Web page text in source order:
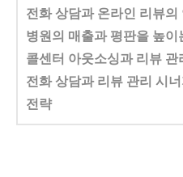
전화 상담과 온라인 리뷰의
병원의 매출과 평판을 높이
콜센터 아웃소싱과 리뷰 관
전화 상담과 리뷰 관리 시
전략